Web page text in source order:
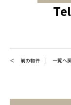
前の物件 一覧へ